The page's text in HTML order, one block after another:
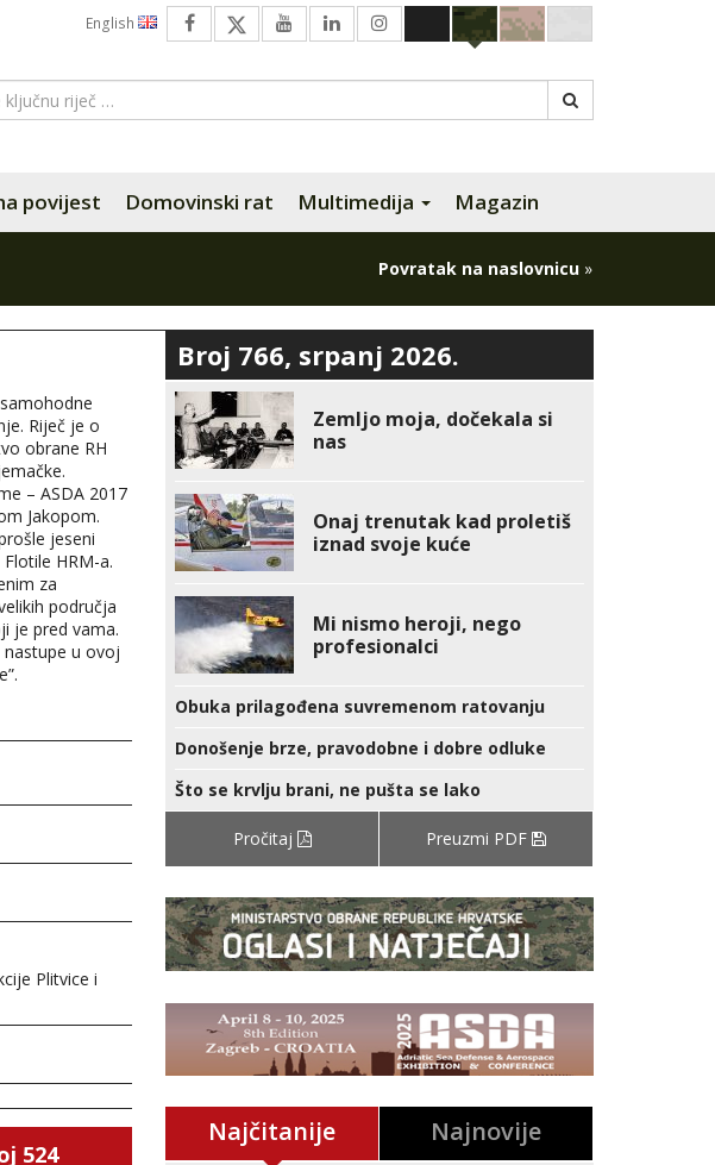
English
povijest Domovinski rat Multimedija Magazin
Povratak na naslovnicu »
Riječ je o
obrane RH
– ASDA 2017
Jakopom.
jeseni
HRM-a.
za
područja
je pred vama.
u ovoj
Plitvice i
524
Broj 766, srpanj 2026.
Zemljo moja, dočekala si
nas
Onaj trenutak kad proletiš
iznad svoje kuće
Mi nismo heroji, nego
profesionalci
Obuka prilagođena suvremenom ratovanju
Donošenje brze, pravodobne i dobre odluke
Što se krvlju brani, ne pušta se lako
Pročitaj Preuzmi PDF
Najčitanije Najnovije